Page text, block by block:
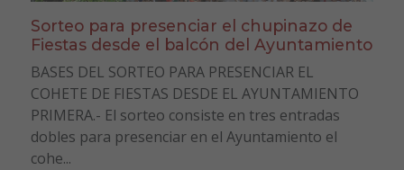
Sorteo para presenciar el chupinazo de
Fiestas desde el balcón del Ayuntamiento
BASES DEL SORTEO PARA PRESENCIAR EL
COHETE DE FIESTAS DESDE EL AYUNTAMIENTO
PRIMERA.- El sorteo consiste en tres entradas
dobles para presenciar en el Ayuntamiento el
cohe...